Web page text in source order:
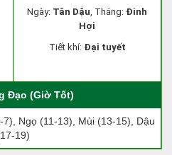
Ngày: Tân Dậu, Tháng: Đinh
Hợi
Tiết khí: Đại tuyết
Đạo (Giờ Tốt)
Ngọ (11-13), Mùi (13-15), Dậu
19)